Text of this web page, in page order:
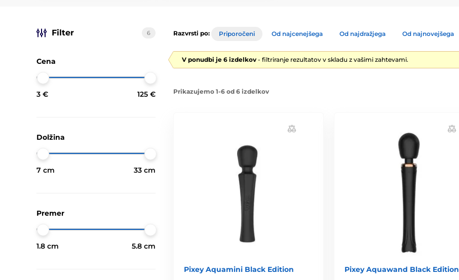
Filter 6
Cena
3 € 125 €
Dolžina
7 cm 33 cm
Premer
1.8 cm 5.8 cm
Razvrsti po: Priporočeni Od najcenejšega Od najdražjega Od najnovejšega
V ponudbi je 6 izdelkov - filtriranje rezultatov v skladu z vašimi zahtevami.
Prikazujemo 1-6 od 6 izdelkov
Pixey Aquamini Black Edition
Pixey Aquawand Black Edition